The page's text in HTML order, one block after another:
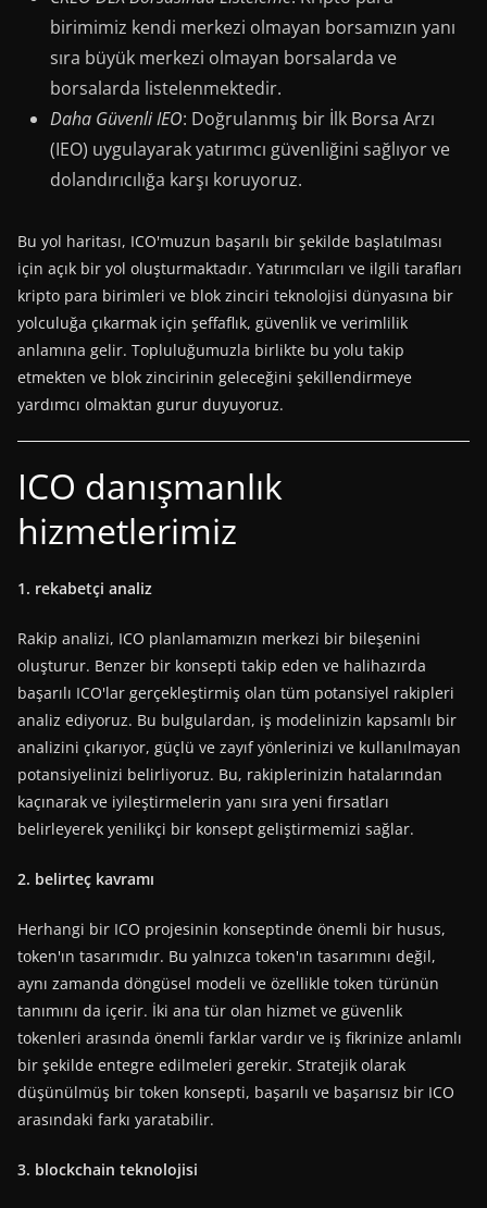
birimimiz kendi merkezi olmayan borsamızın yanı
sıra büyük merkezi olmayan borsalarda ve
borsalarda listelenmektedir.
Daha Güvenli IEO: Doğrulanmış bir İlk Borsa Arzı
(IEO) uygulayarak yatırımcı güvenliğini sağlıyor ve
dolandırıcılığa karşı koruyoruz.
Bu yol haritası, ICO'muzun başarılı bir şekilde başlatılması
için açık bir yol oluşturmaktadır. Yatırımcıları ve ilgili tarafları
kripto para birimleri ve blok zinciri teknolojisi dünyasına bir
yolculuğa çıkarmak için şeffaflık, güvenlik ve verimlilik
anlamına gelir. Topluluğumuzla birlikte bu yolu takip
etmekten ve blok zincirinin geleceğini şekillendirmeye
yardımcı olmaktan gurur duyuyoruz.
ICO danışmanlık
hizmetlerimiz
1. rekabetçi̇ anali̇z
Rakip analizi, ICO planlamamızın merkezi bir bileşenini
oluşturur. Benzer bir konsepti takip eden ve halihazırda
başarılı ICO'lar gerçekleştirmiş olan tüm potansiyel rakipleri
analiz ediyoruz. Bu bulgulardan, iş modelinizin kapsamlı bir
analizini çıkarıyor, güçlü ve zayıf yönlerinizi ve kullanılmayan
potansiyelinizi belirliyoruz. Bu, rakiplerinizin hatalarından
kaçınarak ve iyileştirmelerin yanı sıra yeni fırsatları
belirleyerek yenilikçi bir konsept geliştirmemizi sağlar.
2. belirteç kavramı
Herhangi bir ICO projesinin konseptinde önemli bir husus,
token'ın tasarımıdır. Bu yalnızca token'ın tasarımını değil,
aynı zamanda döngüsel modeli ve özellikle token türünün
tanımını da içerir. İki ana tür olan hizmet ve güvenlik
tokenleri arasında önemli farklar vardır ve iş fikrinize anlamlı
bir şekilde entegre edilmeleri gerekir. Stratejik olarak
düşünülmüş bir token konsepti, başarılı ve başarısız bir ICO
arasındaki farkı yaratabilir.
3. blockchain teknolojisi